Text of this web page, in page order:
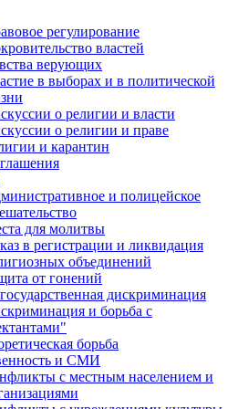
регулирование
властей
верующих
в выборах и в политической
о религии и власти
о религии и праве
и карантин
и полицейское
для молитвы
в регистрации и ликвидация
объединений
от гонений
дискриминация
и борьба с
борьба
и СМИ
с местным населением и